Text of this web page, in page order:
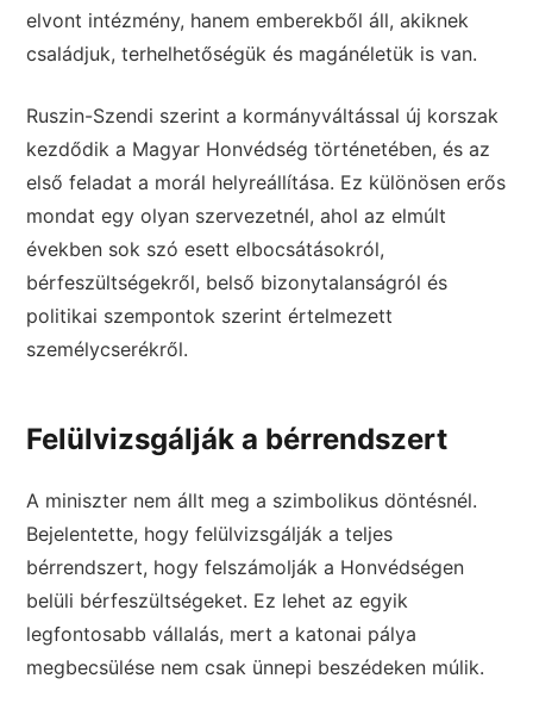
elvont intézmény, hanem emberekből áll, akiknek
családjuk, terhelhetőségük és magánéletük is van.
Ruszin-Szendi szerint a kormányváltással új korszak
kezdődik a Magyar Honvédség történetében, és az
első feladat a morál helyreállítása. Ez különösen erős
mondat egy olyan szervezetnél, ahol az elmúlt
években sok szó esett elbocsátásokról,
bérfeszültségekről, belső bizonytalanságról és
politikai szempontok szerint értelmezett
személycserékről.
Felülvizsgálják a bérrendszert
A miniszter nem állt meg a szimbolikus döntésnél.
Bejelentette, hogy felülvizsgálják a teljes
bérrendszert, hogy felszámolják a Honvédségen
belüli bérfeszültségeket. Ez lehet az egyik
legfontosabb vállalás, mert a katonai pálya
megbecsülése nem csak ünnepi beszédeken múlik.